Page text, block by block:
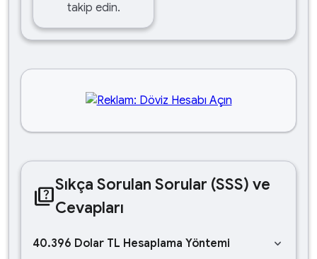
takip edin.
quizSıkça Sorulan Sorular (SSS) ve
Cevapları
40.396 Dolar TL Hesaplama Yöntemi keyboard_arrow_down